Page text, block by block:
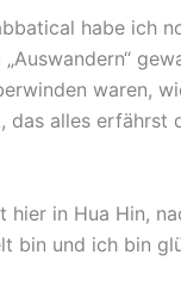
habe ich
waren,
alles erfährst
in Hua Hin,
bin und ich bin